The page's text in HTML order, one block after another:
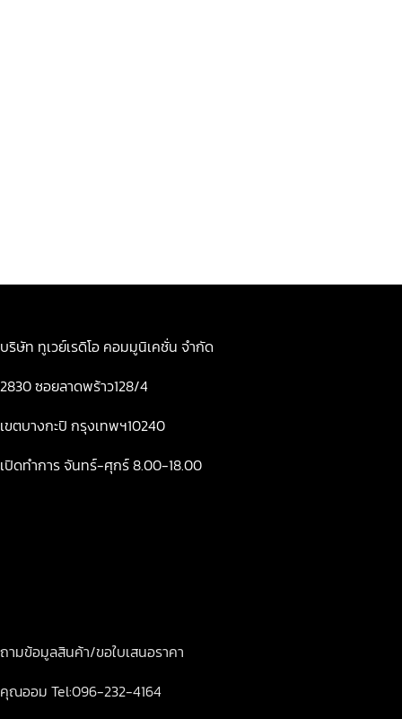
บริษัท ทูเวย์เรดิโอ คอมมูนิเคชั่น จำกัด
2830 ซอยลาดพร้าว128/4
เขตบางกะปิ กรุงเทพฯ10240
เปิดทำการ จันทร์-ศุกร์ 8.00-18.00
ถามข้อมูลสินค้า/ขอใบเสนอราคา
คุณออม Tel:096-232-4164